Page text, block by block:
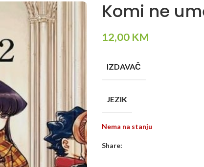
Komi ne
12,00 KM
IZDAVAČ
JEZIK
Nema na stanju
Share: